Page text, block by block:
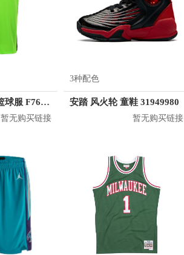
Peak 透气排汗篮球服 F762101
暂无购买链接
3种配色
安踏 风火轮 童鞋 31949980
暂无购买链接